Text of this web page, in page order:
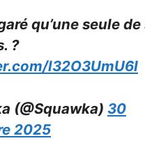
qu’une seule de
?
l32O3UmU6I
(@Squawka) 30
2025